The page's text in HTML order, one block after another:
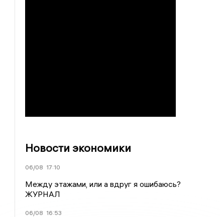
Новости экономики
06/08 17:10
Между этажами, или а вдруг я ошибаюсь?
ЖУРНАЛ
06/08 16:53